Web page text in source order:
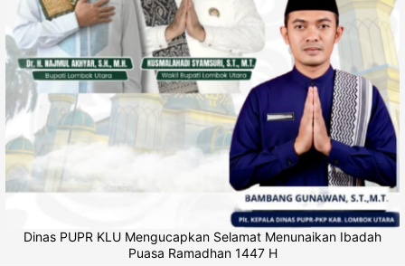
Dinas PUPR KLU Mengucapkan Selamat Menunaikan Ibadah
Puasa Ramadhan 1447 H